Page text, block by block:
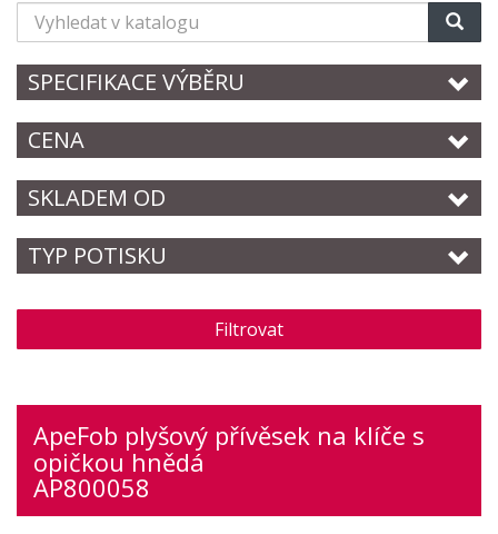
Vyhledat
v
katalogu
SPECIFIKACE VÝBĚRU
CENA
SKLADEM OD
TYP POTISKU
Filtrovat
ApeFob plyšový přívěsek na klíče s
opičkou hnědá
AP800058